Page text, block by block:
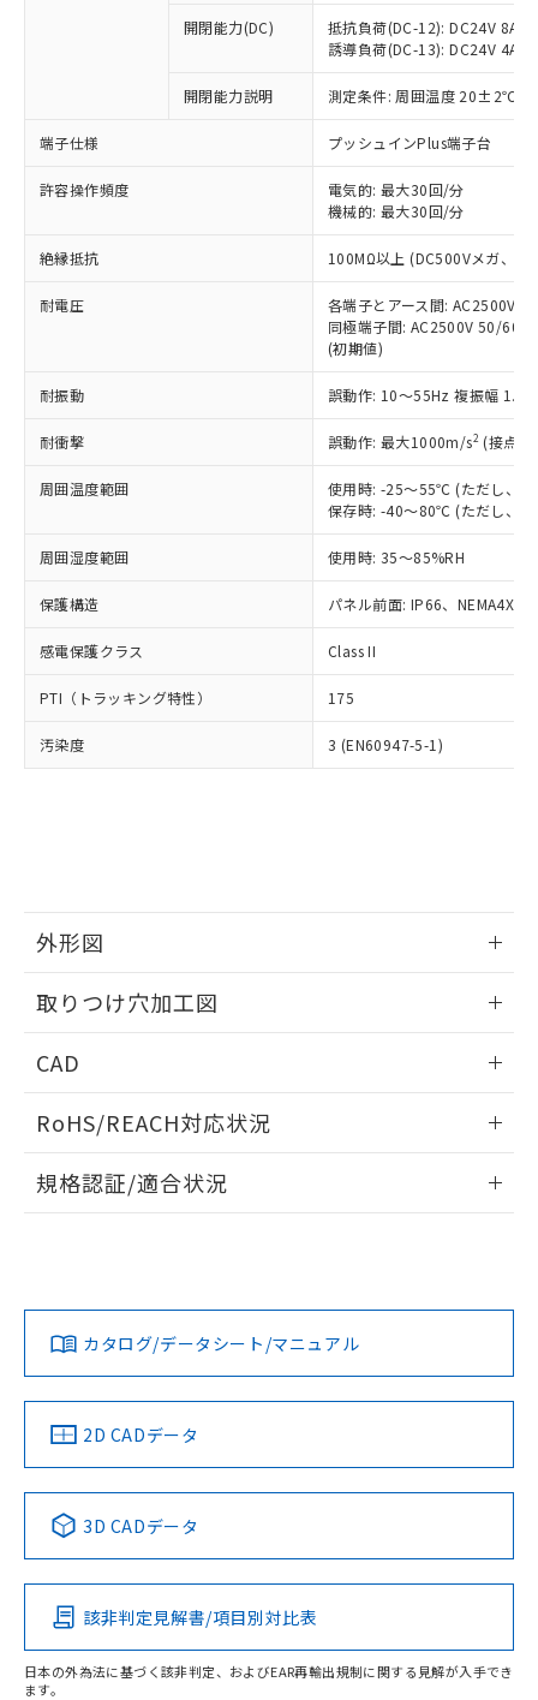
開閉能力(DC)
抵抗負荷(DC-12): DC24V 8A/
誘導負荷(DC-13): DC24V 4A/
開閉能力説明 測定条件: 周囲温度 20±2℃、
端子仕様 プッシュインPlus端子台
許容操作頻度
電気的: 最大30回/分
機械的: 最大30回/分
絶縁抵抗 100MΩ以上 (DC500Vメガ、点
耐電圧
各端子とアース間: AC2500V
同極端子間: AC2500V 50/
(初期値)
耐振動 誤動作: 10～55Hz 複振幅
耐衝撃 誤動作: 最大1000m/s2 (接点
周囲温度範囲
使用時: -25～55℃ (ただし、氷
保存時: -40～80℃ (ただし、氷
周囲湿度範囲 使用時: 35～85%RH
保護構造 パネル前面: IP66、NEMA4X,
感電保護クラス Class II
PTI（トラッキング特性） 175
汚染度 3 (EN60947-5-1)
外形図
取りつけ穴加工図
CAD
ドすることができます。
ログイン/会員登録
ダウンロードデータをご利用いただく前に、以下を必ずお読
みください。
ソフトウェアの使用条件
RoHS/REACH対応状況
EU RoHS 注意事項・凡例
対応済み
中国 RoHS 注意事項・凡例
Pb Hg Cd Cr(VI)
O
規格認証/適合状況
カタログ/データシート/マニュアル
2D CADデータ
3D CADデータ
該非判定見解書/項目別対比表
日本の外為法に基づく該非判定、およびEAR再輸出規制に関する見解が入手でき
ます。
ことをご了承ください。
在庫状況および標準価格照会結果は、
記載している更新日時点での社内デー
タに基づき作成されるものであり、閲
覧された時点での実際の在庫および標
準価格とは異なる場合があることをご
正式な納期状況および標準価格はお客
様のお取引先、またはお客様担当のオ
ムロン制御機器販売店・当社販売員に
オムロン制御機器販売店や当社販売拠
販売ネットワーク
」をご確認
在庫状況および標準価格結果を当社の
事前の承諾なく第三者に漏洩または開
示しないようお願いします。
マイパーツ機能（部品リスト作成サー
ビス）をご利用いただくには、I-Web
メンバーズにご登録されている必要が
お客様が当ウェブサイト上で当社にご
登録された部品リストについて、当社
および当社の共同利用者が、当社の製
品・サービスに関するお客様との取
引・商談に必要な範囲で利用すること
※当社の共同利用者とは、"個人情報
の「1.共同利
用者の範囲」に記載されている法人を
いたものが、含有品と判明した場合などや
むを得ず変更することがあります。
*EU RoHS指令（10物質）：
鉛(Pb) 1000ppm以下、 水銀(Hg) 1000ppm以下、 カド
六価クロム(Cr(Ⅵ)) 1000ppm以下、ポリ臭化ビフェニル
類(PBB) 1000ppm以下、ポリ臭化ジフェニルエーテル類
(PBDE) 1000ppm以下、フタル酸ビス(2-エチルヘキシ
ル) (DEHP)(別名：DOP) 1000ppm以下、フタル酸ブチ
ルベンジル（BBP） 1000ppm以下、フタル酸ジブチル
（DBP） 1000ppm以下、フタル酸ジイソブチル
(DIBP) 1000ppm以下
但し、RoHS指令で産業用監視および制御機器に対する
フタル酸エステル類の４物質については閾値を超える意
図的な使用がないことを確認しています。
部品在庫の切り替え状況などにより、予定
月が前後することがあります。
※3 非含有証明書ダウンロード
下記の非含有証明書をダウンロードするこ
とができます。
EU RoHS指令（10物質）の非含有証明書
51物質の非含有証明書（当社基準）
※本証明書は発行日時点で非含有を証明す
るもので、過去に遡って非含有を証明する
していることから、特段のことがない限
り、2022年1月12日より割愛しておりま
す。
基準値を超えていることを示します。
「－」：未確認です。当社販売部門へお問
ム) : 100ppm、
Cr(Ⅵ)(六価クロム) : 1000ppm、 PBBs(ポリ臭化ビフェ
ニル類) : 1000ppm、 PBDEs(ポリ臭化ジフェニルエーテ
ル類) : 1000ppm、
DBP(フタル酸ジブチル) : 1000ppm、 DIBP(フタル酸ジ
イソブチル) : 1000ppm、 BBP(フタル酸ブチルベンジ
ル) : 1000ppm、
DEHP(フタル酸ビス(2-エチルヘキシル)) : 1000ppm
「ｅ」：有害物質（10物質）のすべてが基
準値以下であることを示します。
「10」：通常の使用状況下において有害物
質が外部に漏えいし、環境に深刻な影響を
及ぼさない年数を意味します。
「－」：未確認です。当社販売部門へお問
い合わせください。
当社は、これら貴社製品のうち、外国
為替および外国貿易法に定める商品
（以下｢規制貨物等」という）を輸出
または国外への提供する場合は、日本
国政府の輸出許可(または役務取引許
可)を取得するなどの必要な手続きを
当社は規制貨物を破棄する場合は、完
全に破砕するなど、違法に輸出されな
いよう必要な手段を講じます。
当社は貴社製品を、核兵器、ミサイ
ル、化学兵器、生物兵器またはその他
武器並びにこれらの製造装置等に一切
当社は、貴社製品を第三者に販売する
場合は、上記1、2および3の内容を当
該第三者に通知します。また当社は、
販売先および販売に係わる関係者が違
法に輸出するおそれがある場合は、取
り引きをいたしません。
キャンセル
説明
○ 一定数以上の在庫あり
一定数には満たないが在庫あり
在庫なし(最新の在庫状況につ
いては、お客様のお取引先、ま
たはお客様担当のオムロン制御
機器販売店・当社販売員にご確
白
受注生産機種、また在庫状況の
情報を公開していない機種